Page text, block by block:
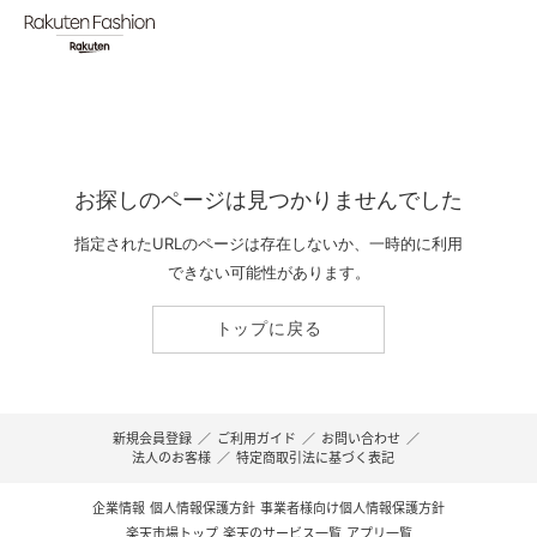
お探しのページは見つかりませんでした
指定されたURLのページは存在しないか、一時的に利用
できない可能性があります。
トップに戻る
新規会員登録 ／ ご利用ガイド ／ お問い合わせ ／
法人のお客様 ／ 特定商取引法に基づく表記
企業情報 個人情報保護方針 事業者様向け個人情報保護方針
楽天市場トップ 楽天のサービス一覧 アプリ一覧